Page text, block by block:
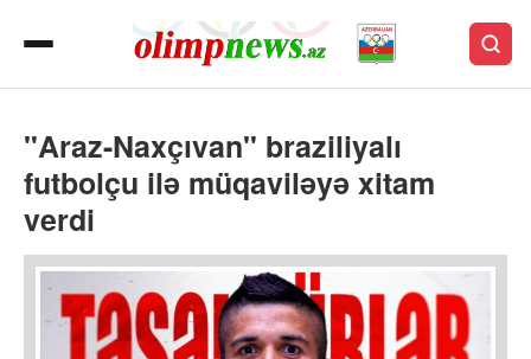
"Araz-Naxçıvan" braziliyalı
futbolçu ilə müqaviləyə xitam
verdi